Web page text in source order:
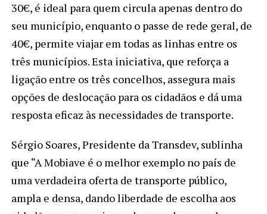
30€, é ideal para quem circula apenas dentro do
seu município, enquanto o passe de rede geral, de
40€, permite viajar em todas as linhas entre os
três municípios. Esta iniciativa, que reforça a
ligação entre os três concelhos, assegura mais
opções de deslocação para os cidadãos e dá uma
resposta eficaz às necessidades de transporte.
Sérgio Soares, Presidente da Transdev, sublinha
que “A Mobiave é o melhor exemplo no país de
uma verdadeira oferta de transporte público,
ampla e densa, dando liberdade de escolha aos